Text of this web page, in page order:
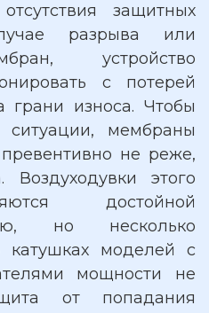
защитных
разрыва или
устройство
с потерей
грани износа. Чтобы
ситуации, мембраны
не реже,
этого
достойной
но несколько
моделей с
мощности не
от попадания